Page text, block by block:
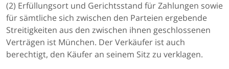
(2) Erfüllungsort und Gerichtsstand für Zahlungen sowie
für sämtliche sich zwischen den Parteien ergebende
Streitigkeiten aus den zwischen ihnen geschlossenen
Verträgen ist München. Der Verkäufer ist auch
berechtigt, den Käufer an seinem Sitz zu verklagen.